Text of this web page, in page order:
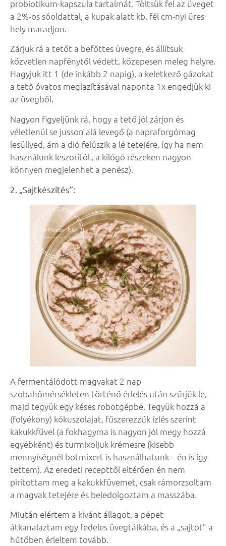
probiotikum-kapszula tartalmát. Töltsük fel az üveget
a 2%-os sóoldattal, a kupak alatt kb. fél cm-nyi üres
hely maradjon.
Zárjuk rá a tetőt a befőttes üvegre, és állítsuk
közvetlen napfénytől védett, közepesen meleg helyre.
Hagyjuk itt 1 (de inkább 2 napig), a keletkező gázokat
a tető óvatos meglazításával naponta 1x engedjük ki
az üvegből.
Nagyon figyeljünk rá, hogy a tető jól zárjon és
véletlenül se jusson alá levegő (a napraforgómag
lesüllyed, ám a dió felúszik a lé tetejére, így ha nem
használunk leszorítót, a kilógó részeken nagyon
könnyen megjelenhet a penész).
2. „Sajtkészítés”:
A fermentálódott magvakat 2 nap
szobahőmérsékleten történő érlelés után szűrjük le,
majd tegyük egy késes robotgépbe. Tegyük hozzá a
(folyékony) kókuszolajat, fűszerezzük ízlés szerint
kakukkfűvel (a fokhagyma is nagyon jól megy hozzá
egyébként) és turmixoljuk krémesre (kisebb
mennyiségnél botmixert is használhatunk – én is így
tettem). Az eredeti recepttől eltérően én nem
pirítottam meg a kakukkfüvemet, csak rámorzsoltam
a magvak tetejére és beledolgoztam a masszába.
Miután elértem a kívánt állagot, a pépet
átkanalaztam egy fedeles üvegtálkába, és a „sajtot” a
hűtőben érleltem tovább.